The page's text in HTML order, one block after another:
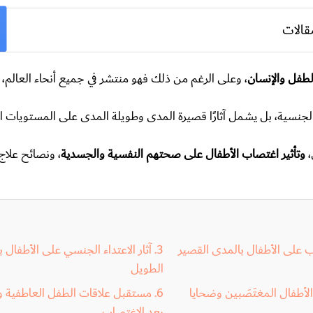
والإنسان، وعلى الرغم من ذلك فهو منتشر في جميع أنحاء
الجنسية، بل يشمل آثارًا قصيرة المدى وطويلة المدى على المستويات
وتأثير اغتصاب الأطفال على صحتهم النفسية والجسدية، ونصائح
على الأطفال بالمدى القصير
آثار الاعتداء الجنسي على
الطويل
المغتَصَبين وضحايا
مستقبل علاقات الطفل العاطفية